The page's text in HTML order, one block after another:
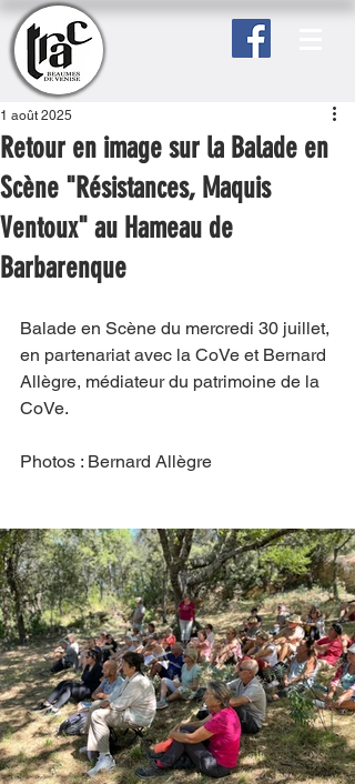
Retour en image sur la Balade en
Scène "Résistances, Maquis
Ventoux" au Hameau de
Barbarenque
1 août 2025
Balade en Scène du mercredi 30 juillet,
en partenariat avec la CoVe et Bernard
Allègre, médiateur du patrimoine de la
CoVe.
Photos : Bernard Allègre